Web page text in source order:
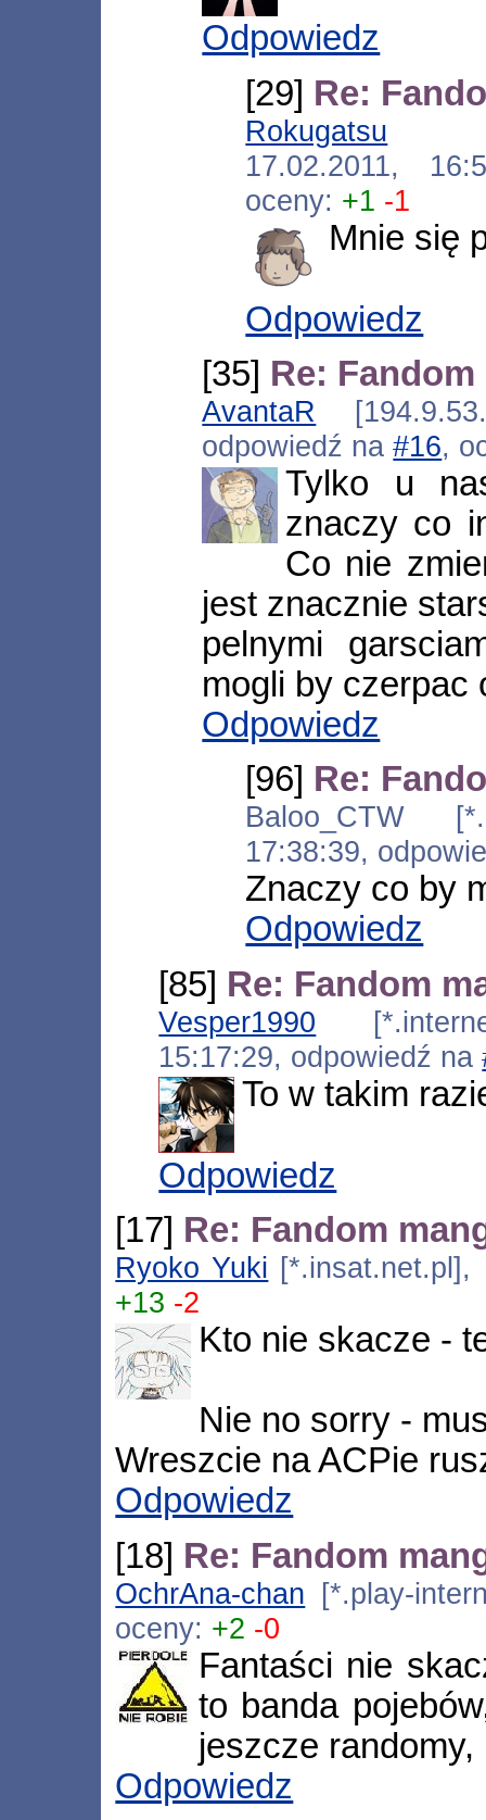
Odpowiedz
[29] Re:
Rokugatsu
17.02.2011,
oceny: +1 -1
Mnie się
Odpowiedz
[35] Re:
AvantaR
odpowiedź na#16,
Tylko u
znaczy co
Co nie
jest znacznie
pelnymi
mogli by czerpac
Odpowiedz
[96] Re:
Baloo_CTW
17:38:39,
Znaczy co by
Odpowiedz
[85] Re: Fandom
Vesper1990
15:17:29, odpowiedź na
To w takim
Odpowiedz
[17] Re: Fandom
Ryoko Yuki [*.insat.net.pl],
+13 -2
Kto nie skacze -
Nie no sorry -
Wreszcie na ACPie
Odpowiedz
[18] Re: Fandom
OchrAna-chan [*.play-
oceny: +2 -0
Fantaści nie
to banda
jeszcze
Odpowiedz